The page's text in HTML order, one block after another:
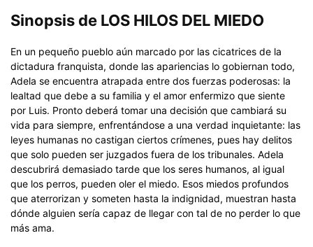
Sinopsis de LOS HILOS DEL MIEDO
En un pequeño pueblo aún marcado por las cicatrices de la
dictadura franquista, donde las apariencias lo gobiernan todo,
Adela se encuentra atrapada entre dos fuerzas poderosas: la
lealtad que debe a su familia y el amor enfermizo que siente
por Luis. Pronto deberá tomar una decisión que cambiará su
vida para siempre, enfrentándose a una verdad inquietante: las
leyes humanas no castigan ciertos crímenes, pues hay delitos
que solo pueden ser juzgados fuera de los tribunales. Adela
descubrirá demasiado tarde que los seres humanos, al igual
que los perros, pueden oler el miedo. Esos miedos profundos
que aterrorizan y someten hasta la indignidad, muestran hasta
dónde alguien sería capaz de llegar con tal de no perder lo que
más ama.